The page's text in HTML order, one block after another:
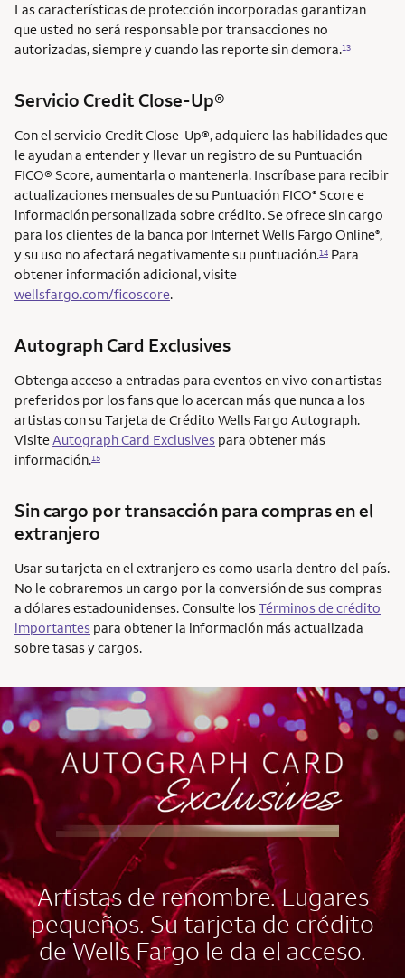
Las características de protección incorporadas garantizan
que usted no será responsable por transacciones no
autorizadas, siempre y cuando las reporte sin demora.13
Servicio Credit Close-Up®
Con el servicio Credit Close-Up®, adquiere las habilidades que
le ayudan a entender y llevar un registro de su Puntuación
FICO® Score, aumentarla o mantenerla. Inscríbase para recibir
actualizaciones mensuales de su Puntuación FICO® Score e
información personalizada sobre crédito. Se ofrece sin cargo
para los clientes de la banca por Internet Wells Fargo Online®,
y su uso no afectará negativamente su puntuación.14 Para
obtener información adicional, visite
wellsfargo.com/ficoscore.
Autograph Card Exclusives
Obtenga acceso a entradas para eventos en vivo con artistas
preferidos por los fans que lo acercan más que nunca a los
artistas con su Tarjeta de Crédito Wells Fargo Autograph.
VisiteAutograph Card Exclusives para obtener más
información.15
Sin cargo por transacción para compras en el
extranjero
Usar su tarjeta en el extranjero es como usarla dentro del país.
No le cobraremos un cargo por la conversión de sus compras
a dólares estadounidenses. Consulte losTérminos de crédito
importantes para obtener la información más actualizada
sobre tasas y cargos.
AUTOGRAPH CARD
EXCLUSIVES
Artistas de renombre. Lugares
pequeños. Su tarjeta de crédito
de Wells Fargo le da el acceso.